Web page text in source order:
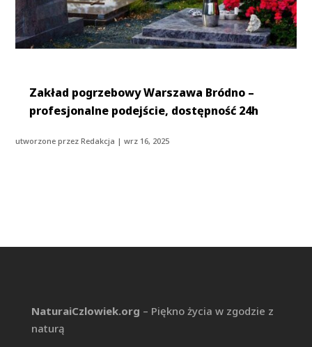
Zakład pogrzebowy Warszawa Bródno –
profesjonalne podejście, dostępność 24h
utworzone przezRedakcja |wrz 16, 2025
NaturaiCzlowiek.org – Piękno życia w zgodzie z
naturą